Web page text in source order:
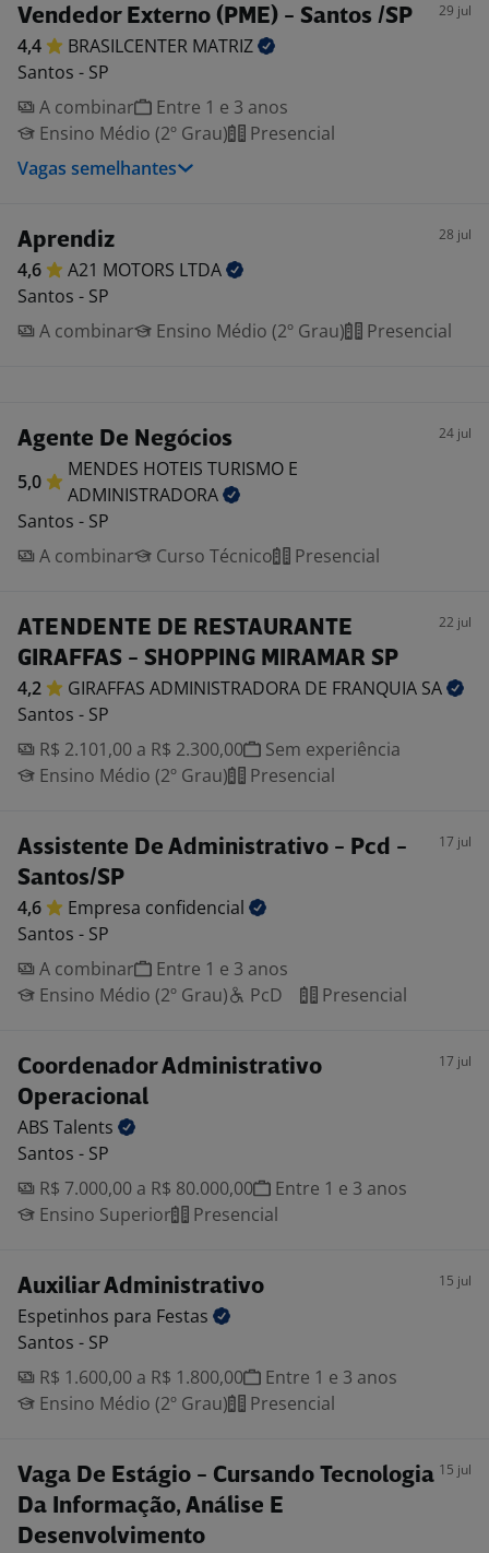
Vendedor Externo (PME) - Santos /SP 29 jul
4,4 BRASILCENTER MATRIZ
Santos - SP
A combinar
Entre 1 e 3 anos
Ensino Médio (2º Grau)
Presencial
Vagas semelhantes
Aprendiz 28 jul
4,6 A21 MOTORS LTDA
Santos - SP
A combinar
Ensino Médio (2º Grau) Presencial
Agente De Negócios 24 jul
5,0
MENDES HOTEIS TURISMO E
ADMINISTRADORA
Santos - SP
A combinar
Curso Técnico Presencial
ATENDENTE DE RESTAURANTE
GIRAFFAS - SHOPPING MIRAMAR SP
22 jul
4,2 GIRAFFAS ADMINISTRADORA DE FRANQUIA SA
Santos - SP
R$ 2.101,00 a R$ 2.300,00
Sem experiência
Ensino Médio (2º Grau)
Presencial
Assistente De Administrativo - Pcd -
Santos/SP
17 jul
4,6 Empresa confidencial
Santos - SP
A combinar
Entre 1 e 3 anos
Ensino Médio (2º Grau)
PcD Presencial
Coordenador Administrativo
Operacional
17 jul
ABS Talents
Santos - SP
R$ 7.000,00 a R$ 80.000,00
Entre 1 e 3 anos
Ensino Superior
Presencial
Auxiliar Administrativo 15 jul
Espetinhos para Festas
Santos - SP
R$ 1.600,00 a R$ 1.800,00
Entre 1 e 3 anos
Ensino Médio (2º Grau)
Presencial
Vaga De Estágio - Cursando Tecnologia
Da Informação, Análise E
Desenvolvimento
15 jul